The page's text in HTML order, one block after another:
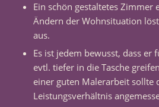
Ein schön gestaltetes Zimmer
Ändern der Wohnsituation
aus.
Es ist jedem bewusst, dass er
evtl. tiefer in die Tasche
einer guten Malerarbeit sollte
Leistungsverhältnis